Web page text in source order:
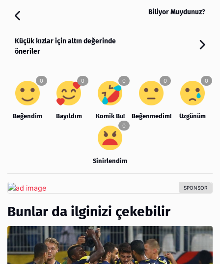
Biliyor Muydunuz?
Küçük kızlar için altın değerinde
öneriler
Beğendim Bayıldım Komik Bu! Beğenmedim! Üzgünüm
Sinirlendim
Bunlar da ilginizi çekebilir